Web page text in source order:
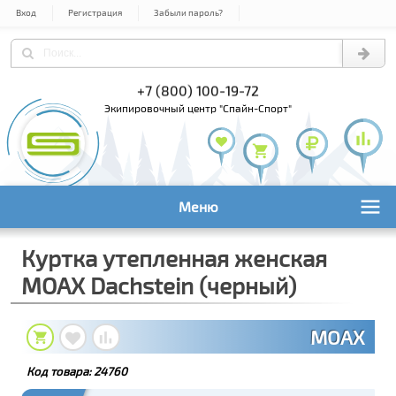
Вход Регистрация Забыли пароль?
+7 (800) 100-19-72
экипировочный центр "Спайн-Спорт"
Меню
Куртка утепленная женская
MOAX Dachstein (черный)
MOAX
Код товара:24760